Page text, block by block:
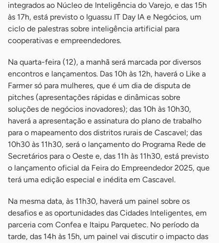
integrados ao Núcleo de Inteligência do Varejo, e das 15h
às 17h, está previsto o Iguassu IT Day IA e Negócios, um
ciclo de palestras sobre inteligência artificial para
cooperativas e empreendedores.
Na quarta-feira (12), a manhã será marcada por diversos
encontros e lançamentos. Das 10h às 12h, haverá o Like a
Farmer só para mulheres, que é um dia de disputa de
pitches (apresentações rápidas e dinâmicas sobre
soluções de negócios inovadores); das 10h às 10h30,
haverá a apresentação e assinatura do plano de trabalho
para o mapeamento dos distritos rurais de Cascavel; das
10h30 às 11h30, será o lançamento do Programa Rede de
Secretários para o Oeste e, das 11h às 11h30, está previsto
o lançamento oficial da Feira do Empreendedor 2025, que
terá uma edição especial e inédita em Cascavel.
Na mesma data, às 11h30, haverá um painel sobre os
desafios e as oportunidades das Cidades Inteligentes, em
parceria com Confea e Itaipu Parquetec. No período da
tarde, das 14h às 15h, um painel vai discutir o impacto das